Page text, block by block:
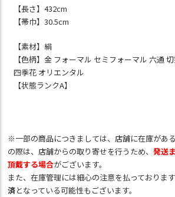
【長さ】432cm
【帯巾】30.5cm
【素材】絹
【色柄】金 フォーマル セミフォーマル 六通
四季花 オリエンタル
【状態ランクA】
※一部の商品につきましては、店舗に在庫があ
の際は、店舗からの取り寄せを行うため、発送
頂戴する場合がございます。
また、在庫管理には細心の注意を払っておりま
済となっている可能性もございます。